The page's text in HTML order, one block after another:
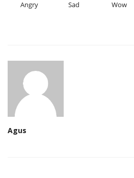
Angry Sad Wow
Agus